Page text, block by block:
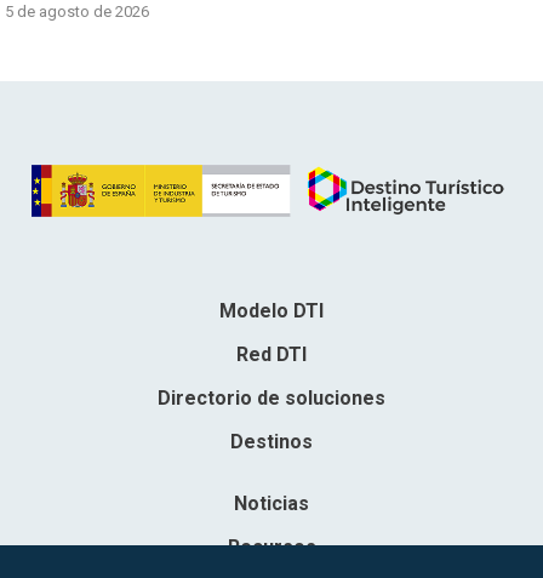
5 de agosto de 2026
Modelo DTI
Red DTI
Directorio de soluciones
Destinos
Noticias
Recursos